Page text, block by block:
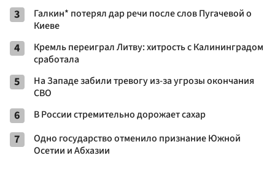
3
Галкин* потерял дар речи после слов Пугачевой о
Киеве
4
Кремль переиграл Литву: хитрость с Калининградом
сработала
5
На Западе забили тревогу из-за угрозы окончания
СВО
6 В России стремительно дорожает сахар
7
Одно государство отменило признание Южной
Осетии и Абхазии